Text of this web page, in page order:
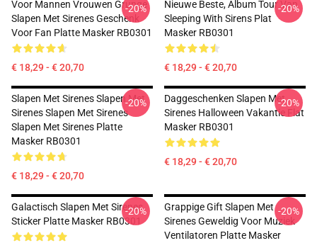
Voor Mannen Vrouwen Grunge
Slapen Met Sirenes Geschenk
Voor Fan Platte Masker RB0301
€ 18,29 - € 20,70
-20%
Nieuwe Beste, Album Tour Van
Sleeping With Sirens Plat
Masker RB0301
€ 18,29 - € 20,70
-20%
Slapen Met Sirenes Slapen Met
Sirenes Slapen Met Sirenes
Slapen Met Sirenes Platte
Masker RB0301
€ 18,29 - € 20,70
-20%
Daggeschenken Slapen Met
Sirenes Halloween Vakantie Flat
Masker RB0301
€ 18,29 - € 20,70
-20%
Galactisch Slapen Met Sirenes
Sticker Platte Masker RB0301
-20%
Grappige Gift Slapen Met
Sirenes Geweldig Voor Muziek
Ventilatoren Platte Masker
-20%